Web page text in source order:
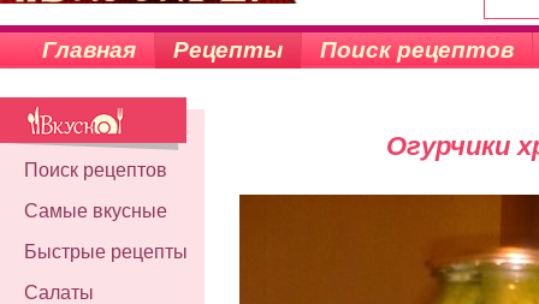
Главная Рецепты Поиск рецептов
Поиск рецептов
Самые вкусные
Быстрые рецепты
Салаты
Огурчики